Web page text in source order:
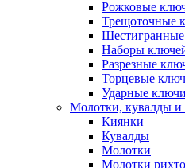
Рожковые
Трещоточные
Наборы
Разрезные
Торцевые
Ударные ключи
Молотки, кувалды и
Киянки
Кувалды
Молотки
Молотки